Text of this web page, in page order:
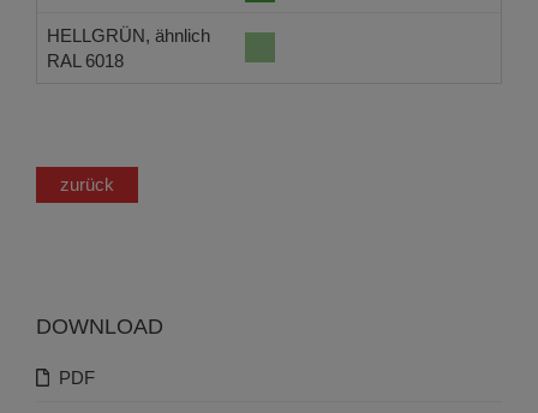
HELLGRÜN, ähnlich
RAL 6018
zurück
DOWNLOAD
PDF